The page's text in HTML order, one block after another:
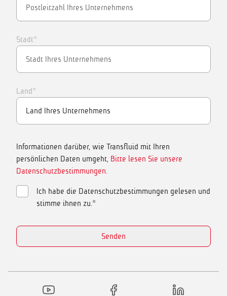
Stadt*
Land*
Informationen darüber, wie Transfluid mit Ihren
persönlichen Daten umgeht, Bitte lesen Sie unsere
Datenschutzbestimmungen.
Ich habe die Datenschutzbestimmungen gelesen und
stimme ihnen zu.*
Senden